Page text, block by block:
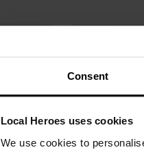
Consent
Local Heroes uses cookies
We use cookies to